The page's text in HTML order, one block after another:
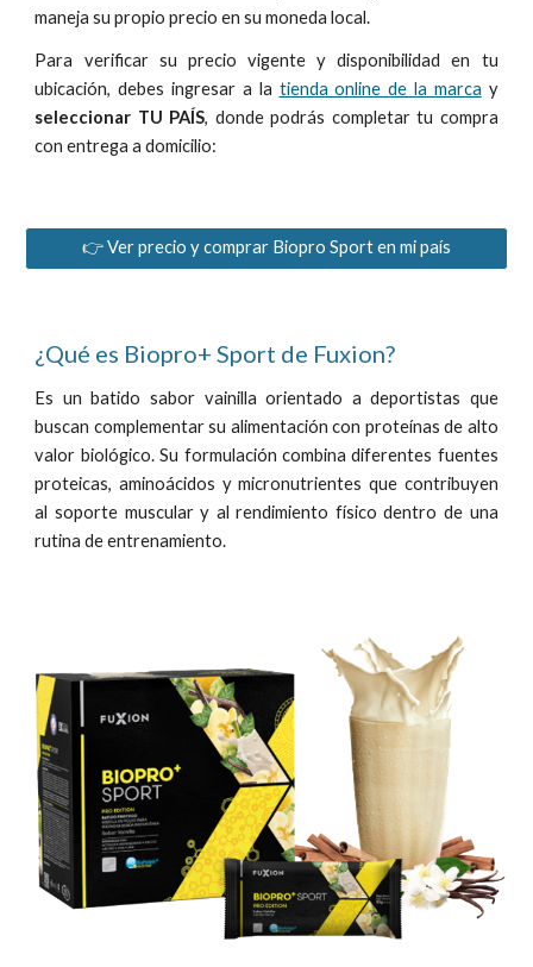
manejasupropio precio en su moneda local.
Para verificarsu precio vigente y disponibilidad en tu
ubicación, debes ingresar a la tienda onlinede la marca y
seleccionar TU PAÍS, donde podrás completar tu compra
con entrega a domicilio:
👉 Ver precio y comprar Biopro Sport en mi país
¿Qué es Biopro+ Sport de Fuxion?
Es un batido sabor vainilla orientado a deportistas que
buscan complementar su alimentación con proteínas de alto
valor biológico. Su formulación combina diferentes fuentes
proteicas, aminoácidos y micronutrientes que contribuyen
al soporte muscular y al rendimiento físico dentro de una
rutina de entrenamiento.